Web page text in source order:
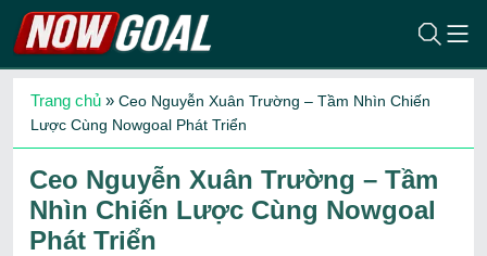
Trang chủ » Ceo Nguyễn Xuân Trường – Tầm Nhìn Chiến
Lược Cùng Nowgoal Phát Triển
Ceo Nguyễn Xuân Trường – Tầm
Nhìn Chiến Lược Cùng Nowgoal
Phát Triển